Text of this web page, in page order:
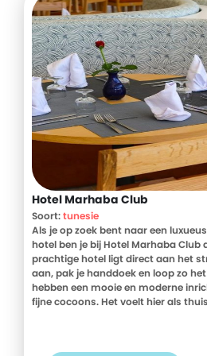
Hotel Marhaba Club
Soort:tunesie
Als je op zoek bent naar een
hotel ben je bij Hotel Marhaba Club
prachtige hotel ligt direct aan het
aan, pak je handdoek en loop zo
hebben een mooie en moderne
fijne cocoons. Het voelt hier als
vele uren vermaak. Terwijl de
toffe kinderzwembad geniet jij van